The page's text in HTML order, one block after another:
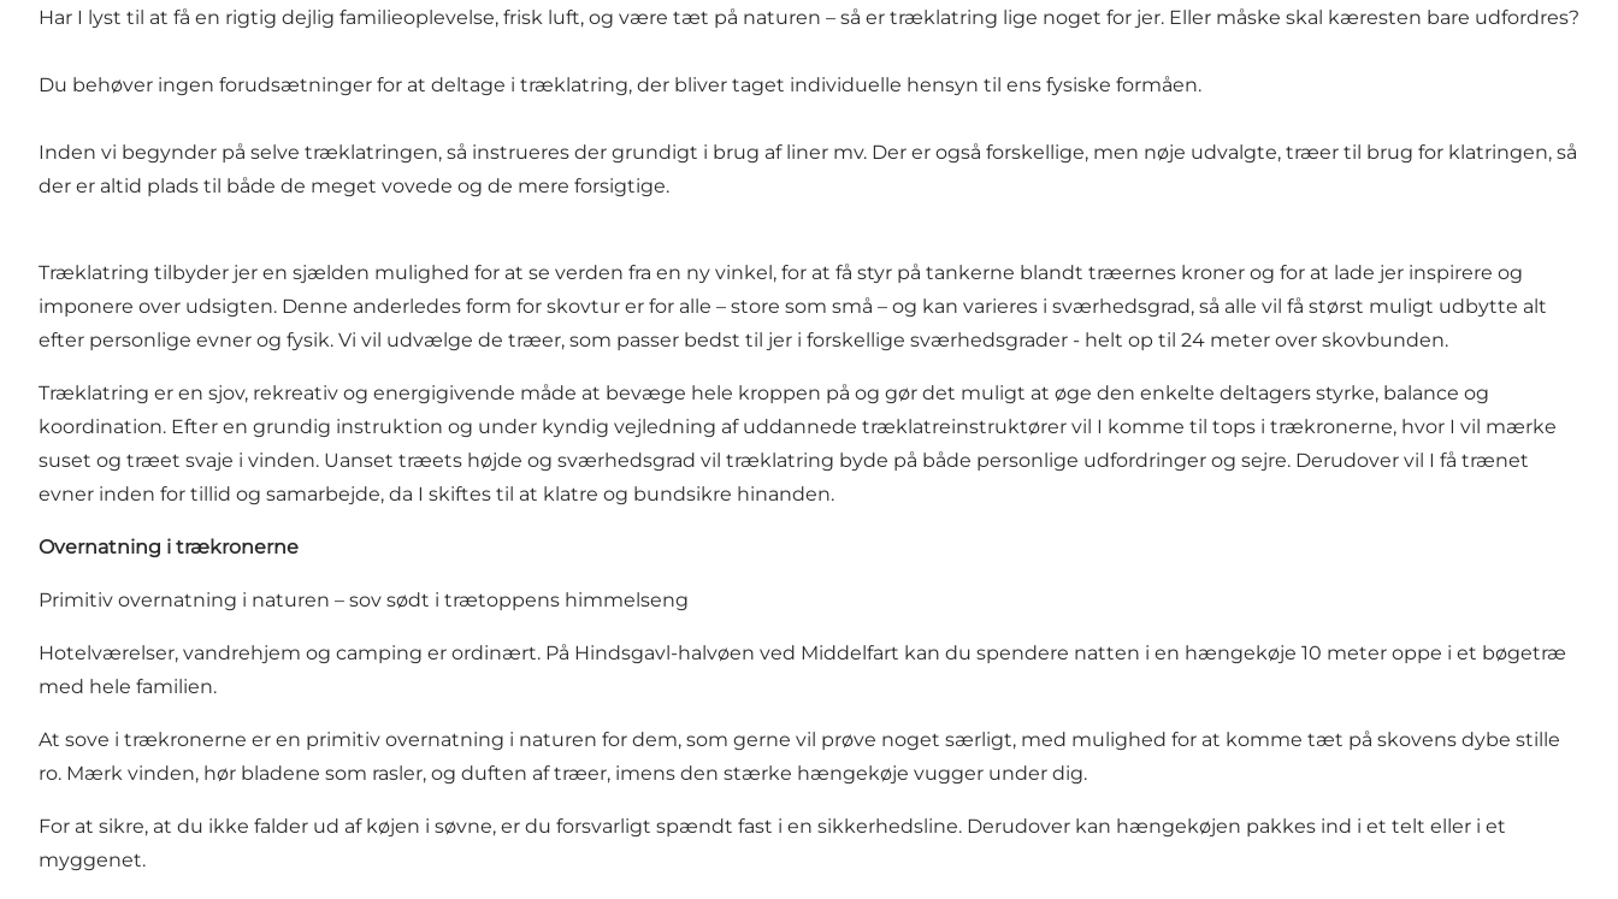
Har I lyst til at få en rigtig dejlig familieoplevelse, frisk luft, og være tæt på naturen – så er træklatring lige noget for jer. Eller måske skal kæresten bare udfordres?
Du behøver ingen forudsætninger for at deltage i træklatring, der bliver taget individuelle hensyn til ens fysiske formåen.
Inden vi begynder på selve træklatringen, så instrueres der grundigt i brug af liner mv. Der er også forskellige, men nøje udvalgte, træer til brug for klatringen, så
der er altid plads til både de meget vovede og de mere forsigtige.
Træklatring tilbyder jer en sjælden mulighed for at se verden fra en ny vinkel, for at få styr på tankerne blandt træernes kroner og for at lade jer inspirere og
imponere over udsigten. Denne anderledes form for skovtur er for alle – store som små – og kan varieres i sværhedsgrad, så alle vil få størst muligt udbytte alt
efter personlige evner og fysik. Vi vil udvælge de træer, som passer bedst til jer i forskellige sværhedsgrader - helt op til 24 meter over skovbunden.
Træklatring er en sjov, rekreativ og energigivende måde at bevæge hele kroppen på og gør det muligt at øge den enkelte deltagers styrke, balance og
koordination. Efter en grundig instruktion og under kyndig vejledning af uddannede træklatreinstruktører vil I komme til tops i trækronerne, hvor I vil mærke
suset og træet svaje i vinden. Uanset træets højde og sværhedsgrad vil træklatring byde på både personlige udfordringer og sejre. Derudover vil I få trænet
evner inden for tillid og samarbejde, da I skiftes til at klatre og bundsikre hinanden.
Overnatning i trækronerne
Primitiv overnatning i naturen – sov sødt i trætoppens himmelseng
Hotelværelser, vandrehjem og camping er ordinært. På Hindsgavl-halvøen ved Middelfart kan du spendere natten i en hængekøje 10 meter oppe i et bøgetræ
med hele familien.
At sove i trækronerne er en primitiv overnatning i naturen for dem, som gerne vil prøve noget særligt, med mulighed for at komme tæt på skovens dybe stille
ro. Mærk vinden, hør bladene som rasler, og duften af træer, imens den stærke hængekøje vugger under dig.
For at sikre, at du ikke falder ud af køjen i søvne, er du forsvarligt spændt fast i en sikkerhedsline. Derudover kan hængekøjen pakkes ind i et telt eller i et
myggenet.